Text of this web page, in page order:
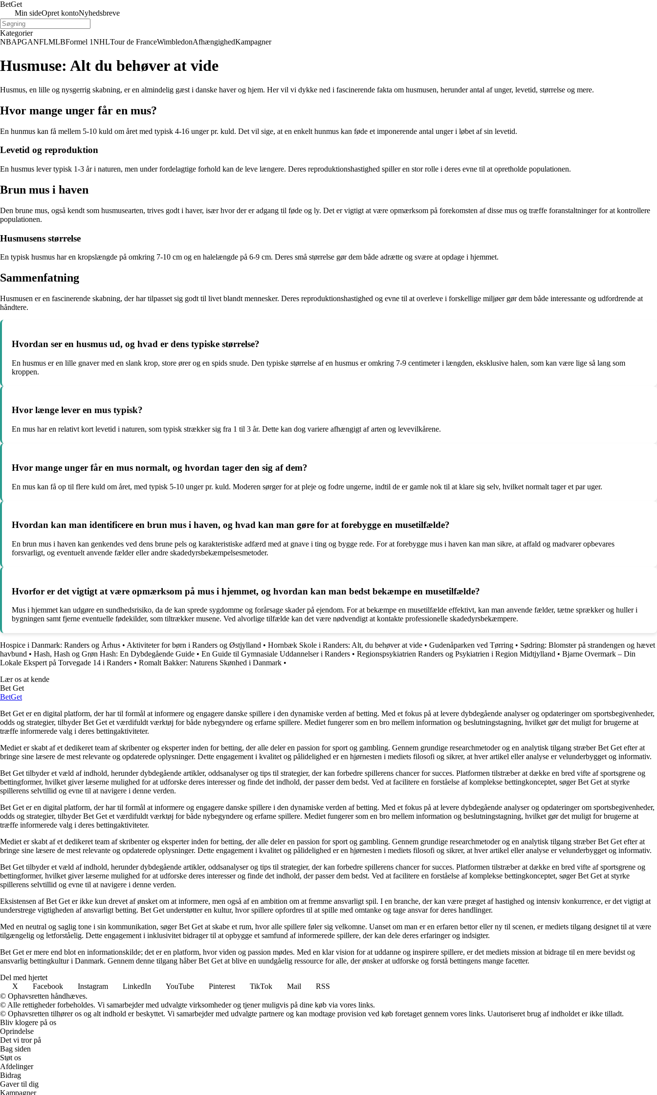
BetGet
Min sideOpret kontoNyhedsbreve
Kategorier
NBAPGANFLMLBFormel 1NHLTour de FranceWimbledonAfhængighedKampagner
Husmuse: Alt du behøver at vide
Husmus, en lille og nysgerrig skabning, er en almindelig gæst i danske haver og hjem. Her vil vi dykke ned i fascinerende fakta om husmusen, herunder antal af unger, levetid, størrelse og mere.
Hvor mange unger får en mus?
En hunmus kan få mellem 5-10 kuld om året med typisk 4-16 unger pr. kuld. Det vil sige, at en enkelt hunmus kan føde et imponerende antal unger i løbet af sin levetid.
Levetid og reproduktion
En husmus lever typisk 1-3 år i naturen, men under fordelagtige forhold kan de leve længere. Deres reproduktionshastighed spiller en stor rolle i deres evne til at opretholde populationen.
Brun mus i haven
Den brune mus, også kendt som husmusearten, trives godt i haver, især hvor der er adgang til føde og ly. Det er vigtigt at være opmærksom på forekomsten af disse mus og træffe foranstaltninger for at kontrollere
populationen.
Husmusens størrelse
En typisk husmus har en kropslængde på omkring 7-10 cm og en halelængde på 6-9 cm. Deres små størrelse gør dem både adrætte og svære at opdage i hjemmet.
Sammenfatning
Husmusen er en fascinerende skabning, der har tilpasset sig godt til livet blandt mennesker. Deres reproduktionshastighed og evne til at overleve i forskellige miljøer gør dem både interessante og udfordrende at
håndtere.
Hvordan ser en husmus ud, og hvad er dens typiske størrelse?
En husmus er en lille gnaver med en slank krop, store ører og en spids snude. Den typiske størrelse af en husmus er omkring 7-9 centimeter i længden, eksklusive halen, som kan være lige så lang som
kroppen.
Hvor længe lever en mus typisk?
En mus har en relativt kort levetid i naturen, som typisk strækker sig fra 1 til 3 år. Dette kan dog variere afhængigt af arten og levevilkårene.
Hvor mange unger får en mus normalt, og hvordan tager den sig af dem?
En mus kan få op til flere kuld om året, med typisk 5-10 unger pr. kuld. Moderen sørger for at pleje og fodre ungerne, indtil de er gamle nok til at klare sig selv, hvilket normalt tager et par uger.
Hvordan kan man identificere en brun mus i haven, og hvad kan man gøre for at forebygge en musetilfælde?
En brun mus i haven kan genkendes ved dens brune pels og karakteristiske adfærd med at gnave i ting og bygge rede. For at forebygge mus i haven kan man sikre, at affald og madvarer opbevares
forsvarligt, og eventuelt anvende fælder eller andre skadedyrsbekæmpelsesmetoder.
Hvorfor er det vigtigt at være opmærksom på mus i hjemmet, og hvordan kan man bedst bekæmpe en musetilfælde?
Mus i hjemmet kan udgøre en sundhedsrisiko, da de kan sprede sygdomme og forårsage skader på ejendom. For at bekæmpe en musetilfælde effektivt, kan man anvende fælder, tætne sprækker og huller i
bygningen samt fjerne eventuelle fødekilder, som tiltrækker musene. Ved alvorlige tilfælde kan det være nødvendigt at kontakte professionelle skadedyrsbekæmpere.
Hospice i Danmark: Randers og Århus • Aktiviteter for børn i Randers og Østjylland • Hornbæk Skole i Randers: Alt, du behøver at vide • Gudenåparken ved Tørring • Sødring: Blomster på strandengen og hævet
havbund • Hash, Hash og Grøn Hash: En Dybdegående Guide • En Guide til Gymnasiale Uddannelser i Randers • Regionspsykiatrien Randers og Psykiatrien i Region Midtjylland • Bjarne Overmark – Din
Lokale Ekspert på Torvegade 14 i Randers • Romalt Bakker: Naturens Skønhed i Danmark •
Lær os at kende
Bet Get
BetGet
Bet Get er en digital platform, der har til formål at informere og engagere danske spillere i den dynamiske verden af betting. Med et fokus på at levere dybdegående analyser og opdateringer om sportsbegivenheder,
odds og strategier, tilbyder Bet Get et værdifuldt værktøj for både nybegyndere og erfarne spillere. Mediet fungerer som en bro mellem information og beslutningstagning, hvilket gør det muligt for brugerne at
træffe informerede valg i deres bettingaktiviteter.
Mediet er skabt af et dedikeret team af skribenter og eksperter inden for betting, der alle deler en passion for sport og gambling. Gennem grundige researchmetoder og en analytisk tilgang stræber Bet Get efter at
bringe sine læsere de mest relevante og opdaterede oplysninger. Dette engagement i kvalitet og pålidelighed er en hjørnesten i mediets filosofi og sikrer, at hver artikel eller analyse er velunderbygget og informativ.
Bet Get tilbyder et væld af indhold, herunder dybdegående artikler, oddsanalyser og tips til strategier, der kan forbedre spillerens chancer for succes. Platformen tilstræber at dække en bred vifte af sportsgrene og
bettingformer, hvilket giver læserne mulighed for at udforske deres interesser og finde det indhold, der passer dem bedst. Ved at facilitere en forståelse af komplekse bettingkonceptet, søger Bet Get at styrke
spillerens selvtillid og evne til at navigere i denne verden.
Bet Get er en digital platform, der har til formål at informere og engagere danske spillere i den dynamiske verden af betting. Med et fokus på at levere dybdegående analyser og opdateringer om sportsbegivenheder,
odds og strategier, tilbyder Bet Get et værdifuldt værktøj for både nybegyndere og erfarne spillere. Mediet fungerer som en bro mellem information og beslutningstagning, hvilket gør det muligt for brugerne at
træffe informerede valg i deres bettingaktiviteter.
Mediet er skabt af et dedikeret team af skribenter og eksperter inden for betting, der alle deler en passion for sport og gambling. Gennem grundige researchmetoder og en analytisk tilgang stræber Bet Get efter at
bringe sine læsere de mest relevante og opdaterede oplysninger. Dette engagement i kvalitet og pålidelighed er en hjørnesten i mediets filosofi og sikrer, at hver artikel eller analyse er velunderbygget og informativ.
Bet Get tilbyder et væld af indhold, herunder dybdegående artikler, oddsanalyser og tips til strategier, der kan forbedre spillerens chancer for succes. Platformen tilstræber at dække en bred vifte af sportsgrene og
bettingformer, hvilket giver læserne mulighed for at udforske deres interesser og finde det indhold, der passer dem bedst. Ved at facilitere en forståelse af komplekse bettingkonceptet, søger Bet Get at styrke
spillerens selvtillid og evne til at navigere i denne verden.
Eksistensen af Bet Get er ikke kun drevet af ønsket om at informere, men også af en ambition om at fremme ansvarligt spil. I en branche, der kan være præget af hastighed og intensiv konkurrence, er det vigtigt at
understrege vigtigheden af ansvarligt betting. Bet Get understøtter en kultur, hvor spillere opfordres til at spille med omtanke og tage ansvar for deres handlinger.
Med en neutral og saglig tone i sin kommunikation, søger Bet Get at skabe et rum, hvor alle spillere føler sig velkomne. Uanset om man er en erfaren bettor eller ny til scenen, er mediets tilgang designet til at være
tilgængelig og letforståelig. Dette engagement i inklusivitet bidrager til at opbygge et samfund af informerede spillere, der kan dele deres erfaringer og indsigter.
Bet Get er mere end blot en informationskilde; det er en platform, hvor viden og passion mødes. Med en klar vision for at uddanne og inspirere spillere, er det mediets mission at bidrage til en mere bevidst og
ansvarlig bettingkultur i Danmark. Gennem denne tilgang håber Bet Get at blive en uundgåelig ressource for alle, der ønsker at udforske og forstå bettingens mange facetter.
Del med hjertet
X
Facebook Instagram LinkedIn YouTube Pinterest TikTok Mail
RSS
© Ophavsretten håndhæves.
© Alle rettigheder forbeholdes. Vi samarbejder med udvalgte virksomheder og tjener muligvis på dine køb via vores links.
© Ophavsretten tilhører os og alt indhold er beskyttet. Vi samarbejder med udvalgte partnere og kan modtage provision ved køb foretaget gennem vores links. Uautoriseret brug af indholdet er ikke tilladt.
Bliv klogere på os
Oprindelse
Det vi tror på
Bag siden
Støt os
Afdelinger
Bidrag
Gaver til dig
Kampagner